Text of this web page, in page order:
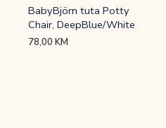
BabyBjörn tuta Potty
Chair, DeepBlue/White
78,00KM